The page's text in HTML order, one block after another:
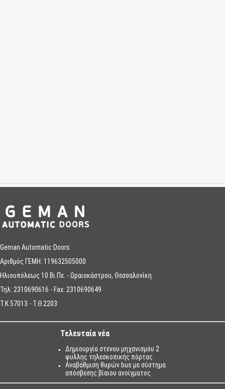
Geman Automatic Doors
Αριθμός ΓΕΜΗ: 119632505000
Ηλιουπόλεως 10 Βι.Πε. - Ωραιοκάστρου, Θεσσαλονίκη
Τηλ: 2310690616 - Fax: 2310690649
T.K 57013 - T.Θ.2203
Τελευταία νέα
Δημιουργία στενου μηχανισμόυ 2
φυλλης τηλεσκοπικής πόρτας
Αναβάθμιση θυρών bus με σύστημα
απόσβεσης βίαιου ανοίγματος